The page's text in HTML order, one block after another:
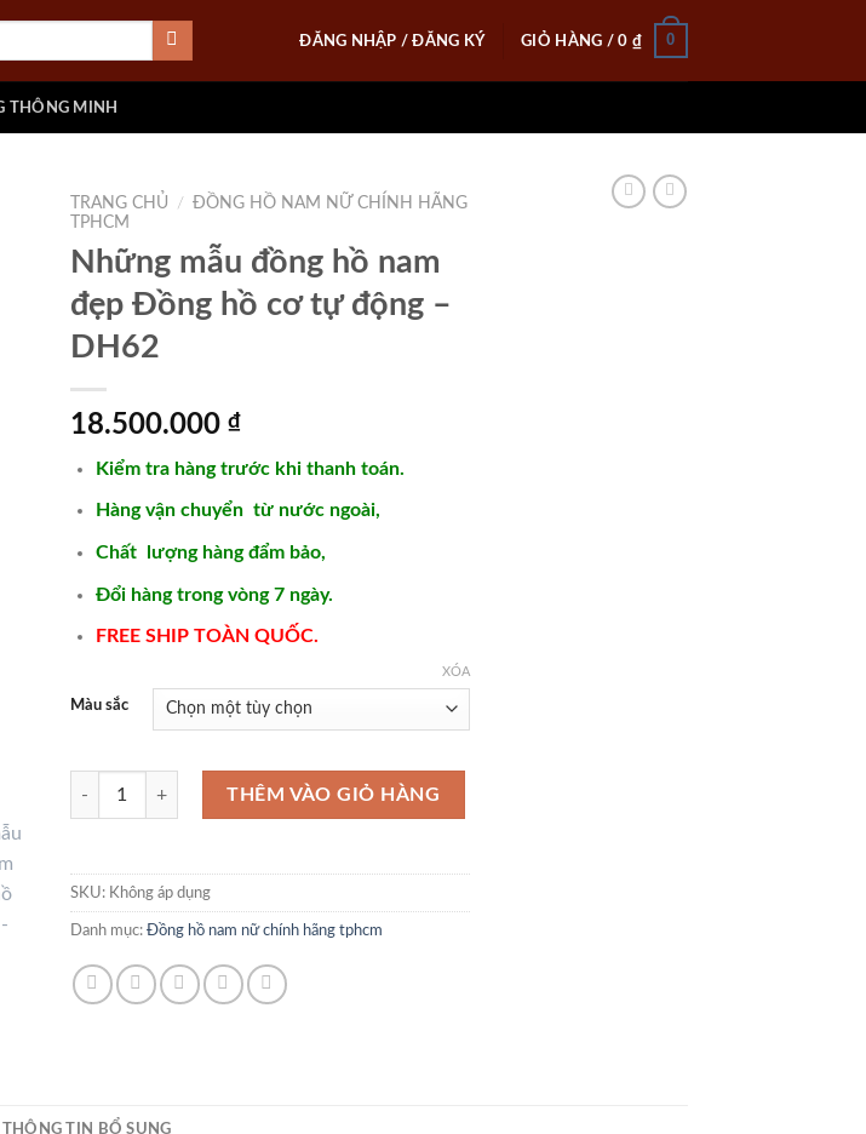
ĐĂNG NHẬP / ĐĂNG KÝ GIỎ HÀNG /0 ₫ 0
THÔNG MINH
TRANG CHỦ / ĐỒNG HỒ NAM NỮ CHÍNH HÃNG
TPHCM
Những mẫu đồng hồ nam
đẹp Đồng hồ cơ tự động –
DH62
18.500.000 ₫
Kiểm tra hàng trước khi thanh toán.
Hàng vận chuyển từ nước ngoài,
Chất lượng hàng đẩm bảo,
Đổi hàng trong vòng 7 ngày.
FREE SHIP TOÀN QUỐC.
Màu sắc
XÓA
Những mẫu đồng hồ nam đẹp Đồng hồ cơ tự động - DH62 số lượng
THÊM VÀO GIỎ HÀNG
SKU: Không áp dụng
Danh mục: Đồng hồ nam nữ chính hãng tphcm
THÔNG TIN BỔ SUNG